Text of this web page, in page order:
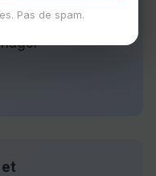
vers des postes
Pas de spam.